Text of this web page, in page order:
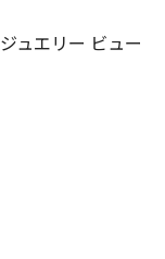
ジュエリー ビュー